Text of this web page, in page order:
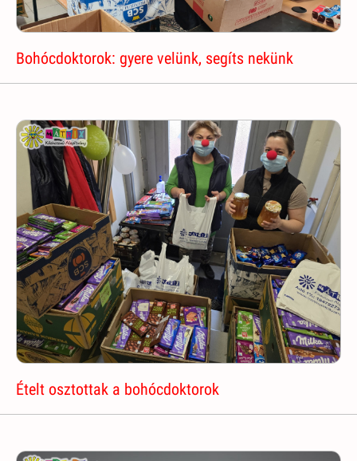
Bohócdoktorok: gyere velünk, segíts nekünk
Ételt osztottak a bohócdoktorok